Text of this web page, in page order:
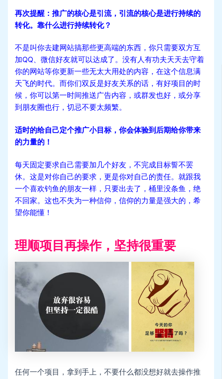
再次提醒：推广的核心是引流，引流的核心是进行持续的
转化。靠什么进行持续转化？
不是叫你去建网站搞那些更高端的东西，你只需要双方互
加QQ、微信好友就可以达成了。没有人有功夫天天去守着
你的网站等你更新一些无太大用处的内容，在这个信息满
天飞的时代。而你们双反是好友关系的话，有好项目的时
候，你可以第一时间推送广告内容，或群发也好，或分享
到朋友圈也行，切忌不要太频繁。
适时的给自己定个推广小目标，你会体验到后期给你带来
的力量的！
每天固定要求自己需要加几个好友，不完成目标誓不罢
休。这是对你自己的要求，更是你对自己的责任。就跟我
一个喜欢钓鱼的朋友一样，只要出去了，桶里没条鱼，绝
不回家。这也不失为一种信仰，信仰的力量是强大的，希
望你能懂！
理顺项目再操作，坚持很重要
任何一个项目，拿到手上，不要什么都没想好就去操作推